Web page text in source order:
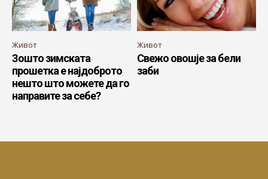
Живот
Зошто зимската
прошетка е најдоброто
нешто што можете да го
направите за себе?
Живот
Свежо овошје за бели
заби